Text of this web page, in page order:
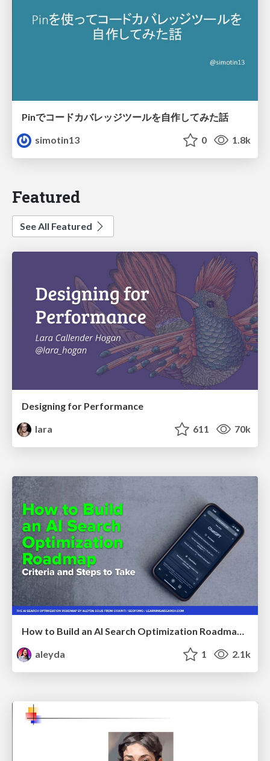
Pinでコードカバレッジツールを自作してみた話
simotin13
0 1.8k
Featured
See All Featured
Designing for Performance
lara
611 70k
How to Build an AI Search Optimization Roadmap - Criteria and Steps to Take #SEOIRL
aleyda
1 2.1k